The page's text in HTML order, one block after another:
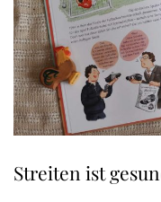
Streiten ist